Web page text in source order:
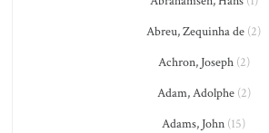
Abreu, Zequinha de (2)
Achron, Joseph(2)
Adam, Adolphe(2)
Adams, John (15)